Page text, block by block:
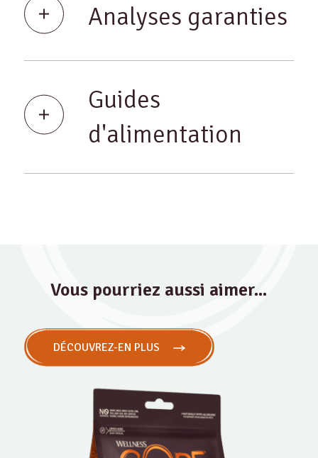
Analyses garanties
Guides
d'alimentation
Vous pourriez aussi aimer...
DÉCOUVREZ-EN PLUS